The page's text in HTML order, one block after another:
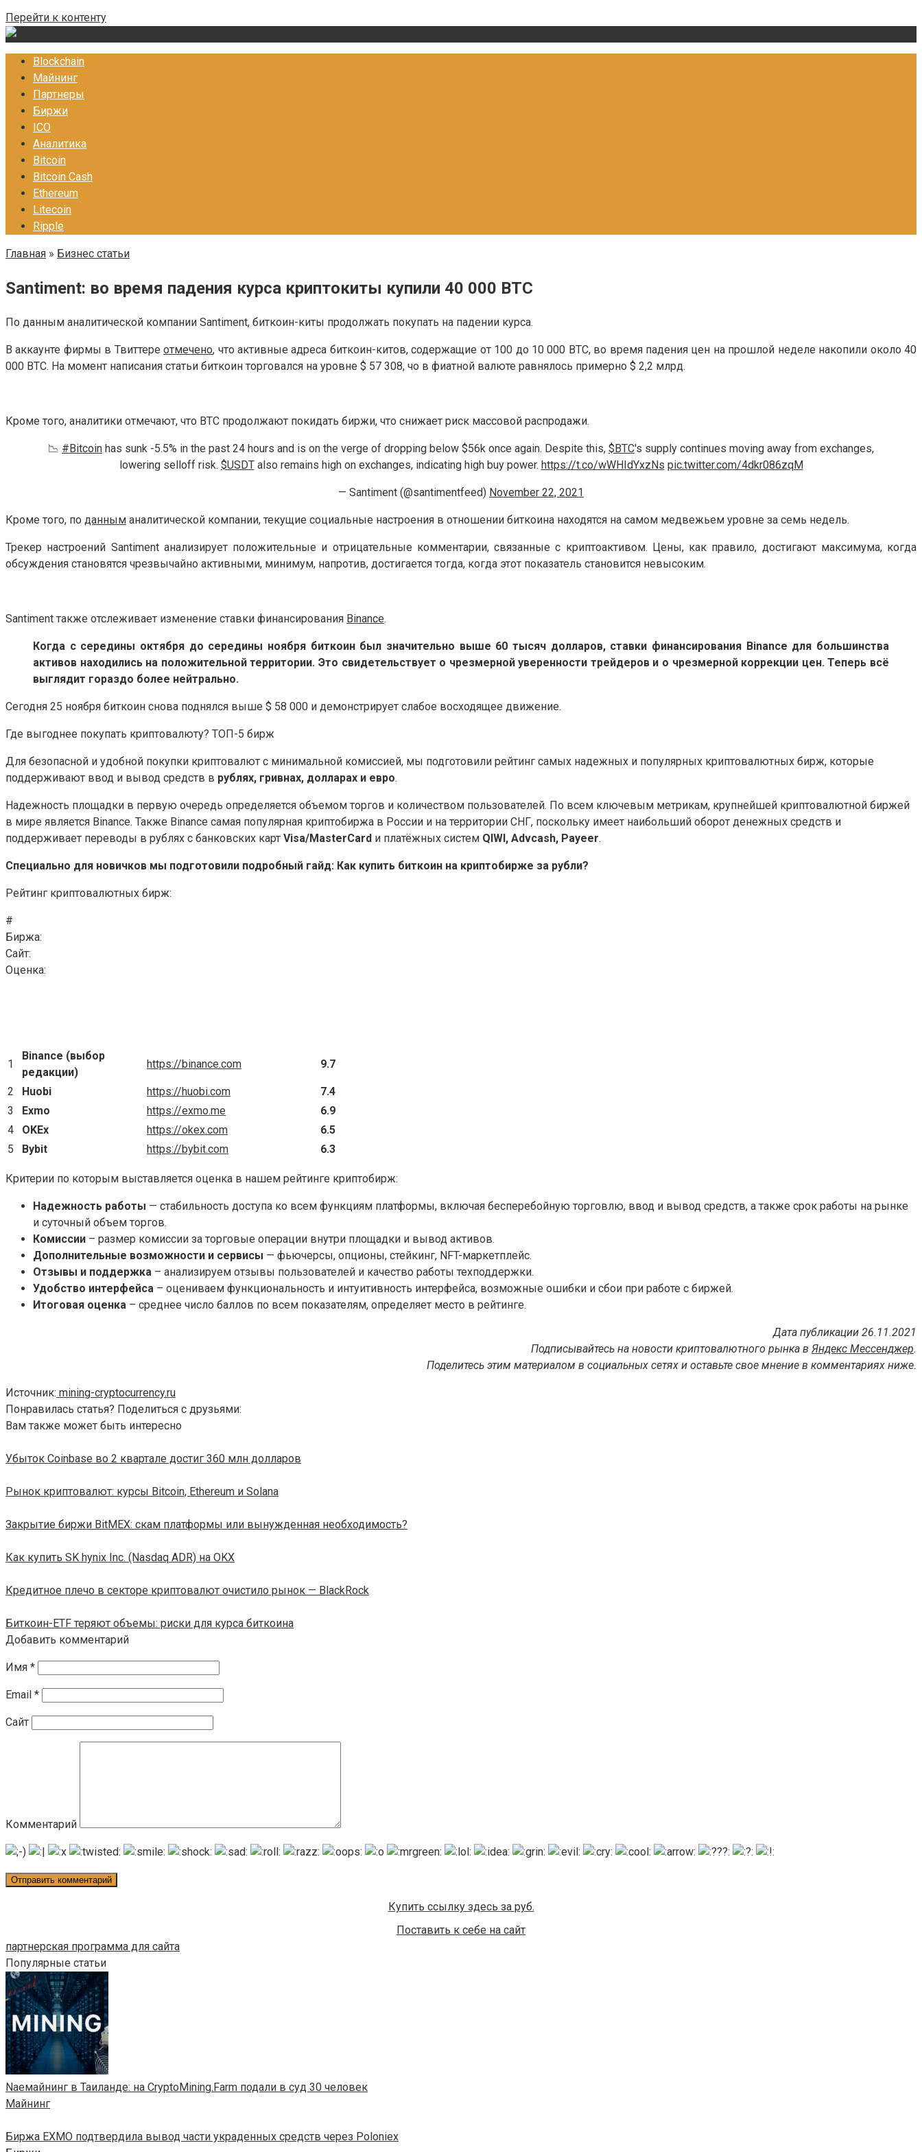
Перейти к контенту
Blockchain
Майнинг
Партнеры
Биржи
ICO
Аналитика
Bitcoin
Bitcoin Cash
Ethereum
Litecoin
Ripple
Главная » Бизнес статьи
Santiment: во время падения курса криптокиты купили 40 000 BTC
По данным аналитической компании Santiment, биткоин-киты продолжать покупать на падении курса.
В аккаунте фирмы в Твиттереотмечено, что активные адреса биткоин-китов, содержащие от 100 до 10 000 BTC, во время падения цен на прошлой неделе накопили около 40
000 BTC. На момент написания статьи биткоин торговался на уровне $ 57 308, чо в фиатной валюте равнялось примерно $ 2,2 млрд.
Кроме того, аналитики отмечают, что BTC продолжают покидать биржи, что снижает риск массовой распродажи.
📉 #Bitcoin has sunk -5.5% in the past 24 hours and is on the verge of dropping below $56k once again. Despite this, $BTC's supply continues moving away from exchanges,
lowering selloff risk. $USDTalso remains high on exchanges, indicating high buy power. https://t.co/wWHIdYxzNs pic.twitter.com/4dkr086zqM
— Santiment (@santimentfeed) November 22, 2021
Кроме того, по данным аналитической компании, текущие социальные настроения в отношении биткоина находятся на самом медвежьем уровне за семь недель.
Трекер настроений Santiment анализирует положительные и отрицательные комментарии, связанные с криптоактивом. Цены, как правило, достигают максимума, когда
обсуждения становятся чрезвычайно активными, минимум, напротив, достигается тогда, когда этот показатель становится невысоким.
Santiment также отслеживает изменение ставки финансирования Binance.
Когда с середины октября до середины ноября биткоин был значительно выше 60 тысяч долларов, ставки финансирования Binance для большинства
активов находились на положительной территории. Это свидетельствует о чрезмерной уверенности трейдеров и о чрезмерной коррекции цен. Теперь всё
выглядит гораздо более нейтрально.
Сегодня 25 ноября биткоин снова поднялся выше $ 58 000 и демонстрирует слабое восходящее движение.
Где выгоднее покупать криптовалюту? ТОП-5 бирж
Для безопасной и удобной покупки криптовалют с минимальной комиссией, мы подготовили рейтинг самых надежных и популярных криптовалютных бирж, которые
поддерживают ввод и вывод средств в рублях, гривнах, долларах и евро.
Надежность площадки в первую очередь определяется объемом торгов и количеством пользователей. По всем ключевым метрикам, крупнейшей криптовалютной биржей
в мире является Binance. Также Binance самая популярная криптобиржа в России и на территории СНГ, поскольку имеет наибольший оборот денежных средств и
поддерживает переводы в рублях с банковских карт Visa/MasterCard и платёжных систем QIWI, Advcash, Payeer.
Специально для новичков мы подготовили подробный гайд: Как купить биткоин на криптобирже за рубли?
Рейтинг криптовалютных бирж:
#
Биржа:
Cайт:
Оценка:
1
Binance (выбор
редакции)
https://binance.com 9.7
2 Huobi https://huobi.com
7.4
3
Exmo https://exmo.me
6.9
4
OKEx https://okex.com
6.5
5
Bybit https://bybit.com 6.3
Критерии по которым выставляется оценка в нашем рейтинге криптобирж:
Надежность работы — стабильность доступа ко всем функциям платформы, включая бесперебойную торговлю, ввод и вывод средств, а также срок работы на рынке
и суточный объем торгов.
Комиссии – размер комиссии за торговые операции внутри площадки и вывод активов.
Дополнительные возможности и сервисы — фьючерсы, опционы, стейкинг, NFT-маркетплейс.
Отзывы и поддержка – анализируем отзывы пользователей и качество работы техподдержки.
Удобство интерфейса – оцениваем функциональность и интуитивность интерфейса, возможные ошибки и сбои при работе с биржей.
Итоговая оценка – среднее число баллов по всем показателям, определяет место в рейтинге.
Дата публикации 26.11.2021
Подписывайтесь на новости криптовалютного рынка в Яндекс Мессенджер.
Поделитесь этим материалом в социальных сетях и оставьте свое мнение в комментариях ниже.
Источник: mining-cryptocurrency.ru
Понравилась статья? Поделиться с друзьями:
Вам также может быть интересно
Убыток Coinbase во 2 квартале достиг 360 млн долларов
Рынок криптовалют: курсы Bitcoin, Ethereum и Solana
Закрытие биржи BitMEX: скам платформы или вынужденная необходимость?
Как купить SK hynix Inc. (Nasdaq ADR) на OKX
Кредитное плечо в секторе криптовалют очистило рынок — BlackRock
Биткоин-ETF теряют объемы: риски для курса биткоина
Добавить комментарий
Имя *
Email *
Сайт
Комментарий
Купить ссылку здесь за руб.
Поставить к себе на сайт
партнерская программа для сайта
Популярные статьи
Naeмайнинг в Таиланде: на CryptoMining.Farm подали в суд 30 человек
Майнинг
Биржа EXMO подтвердила вывод части украденных средств через Poloniex